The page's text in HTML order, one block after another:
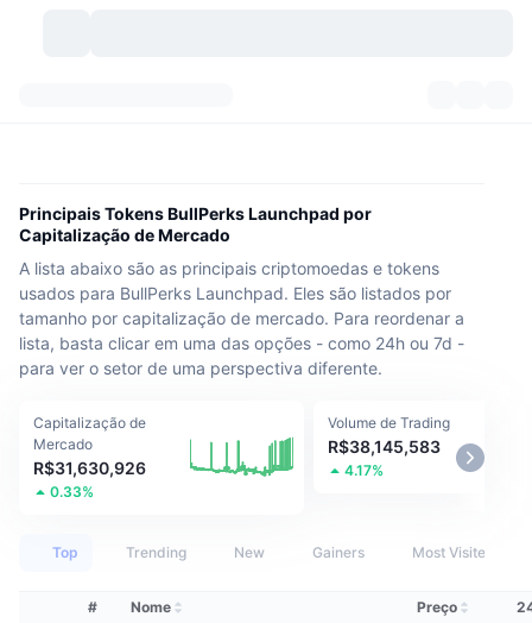
Instantâneos Históricos
Desbloqueios de Tokens
Rendimentos
Ativos do Mundo Real
Classificações
Em alta
Visão Geral do Mercado
Mercado Spot
Nº de criptomoedas
Tesouros de Bitcoin
Tesouros de BNB
Entradas/Saídas de Exchanges
Indicadores
Sinais
Tendências
Novo
Ganhadores
Explorador de Memes
Corretoras
Bolsas centralizadas
Spot
Derivativos
Corretoras descentralizadas
Spot
Derivativos
Comunidade
Notícias
Tópicos
Lives
Sentimento
API
API
API de Cripto
API de DEX
Corporativo
Produtos
Produtos
Conversor
Newsletter
Principais Tokens BullPerks Launchpad por
Capitalização de Mercado
A lista abaixo são as principais criptomoedas e tokens
usados para BullPerks Launchpad. Eles são listados por
tamanho por capitalização de mercado. Para reordenar a
lista, basta clicar em uma das opções - como 24h ou 7d -
para ver o setor de uma perspectiva diferente.
Capitalização de
Mercado
R$31,630,926
0.33%
Volume de Trading
R$38,145,583
4.17%
Top Trending New Gainers Most Visited
# Nome Preço